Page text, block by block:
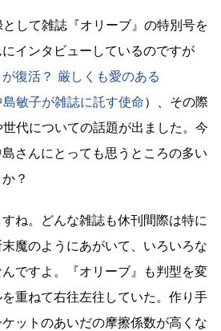
して雑誌『オリーブ』の特別号を
インタビューしているのですが
復活？ 厳しくも愛のある
島敏子が雑誌に託す使命）、その際
代についての話題が出ました。今
さんにとっても思うところの多い
？
すね。どんな雑誌も休刊間際は特に
魔のようにあがいて、いろいろな
ですよ。『オリーブ』も判型を変
重ねて右往左往していた。作り手
ットのあいだの摩擦係数が高くな